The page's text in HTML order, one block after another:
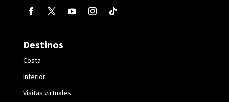
Destinos
Costa
Interior
Visitas virtuales